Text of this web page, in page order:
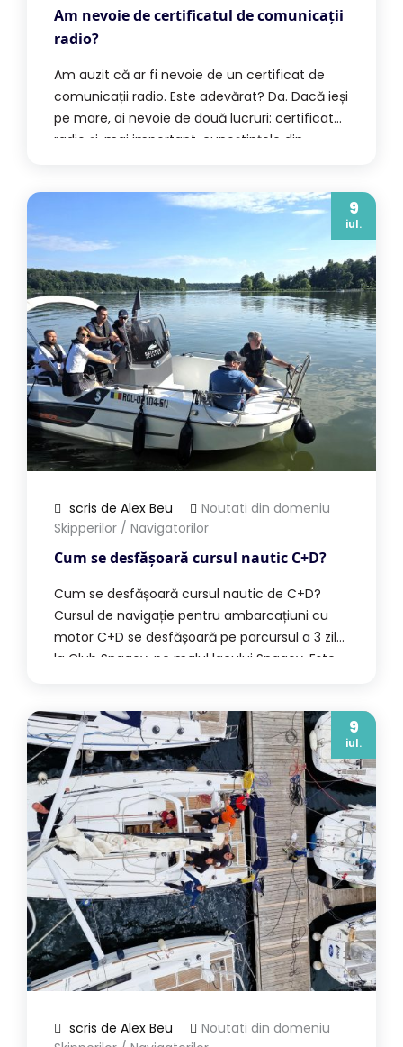
Am nevoie de certificatul de comunicații
radio?
Am auzit că ar fi nevoie de un certificat de
comunicații radio. Este adevărat? Da. Dacă ieși
pe mare, ai nevoie de două lucruri: certificatul
radio și, mai important, cunoștințele din
mare, stația radio nu este […]
9
iul.
scris de Alex Beu
Noutati din domeniu
Skipperilor / Navigatorilor
Cum se desfășoară cursul nautic C+D?
Cum se desfășoară cursul nautic de C+D?
Cursul de navigație pentru ambarcațiuni cu
motor C+D se desfășoară pe parcursul a 3 zile,
la Club Snagov, pe malul lacului Snagov. Este
care poate nu a mai avut niciodată legătură
cu domeniul […]
9
iul.
scris de Alex Beu
Noutati din domeniu